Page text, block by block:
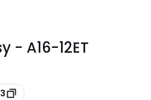
- A16-12ET